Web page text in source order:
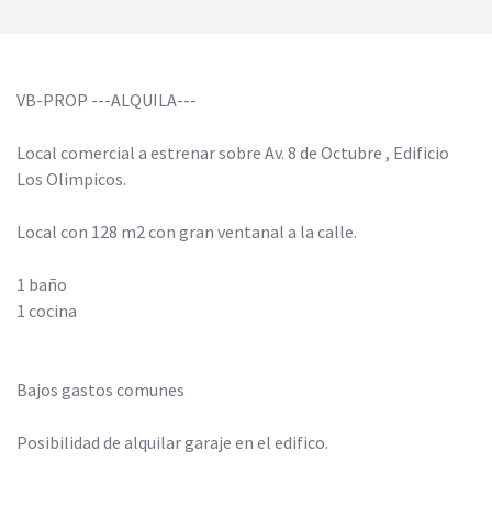
VB-PROP ---ALQUILA---
Local comercial a estrenar sobre Av. 8 de Octubre , Edificio
Los Olimpicos.
Local con 128 m2 con gran ventanal a la calle.
1 baño
1 cocina
Bajos gastos comunes
Posibilidad de alquilar garaje en el edifico.